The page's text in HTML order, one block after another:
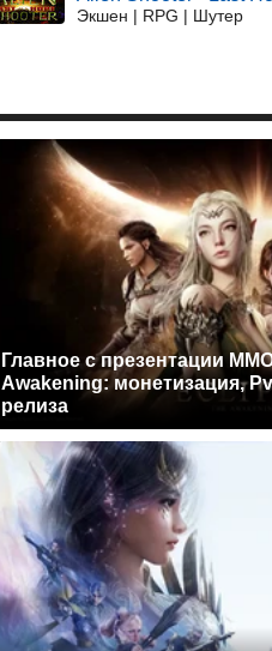
Экшен | RPG | Шутер
Главное с презентации
Awakening: монетизация,
релиза